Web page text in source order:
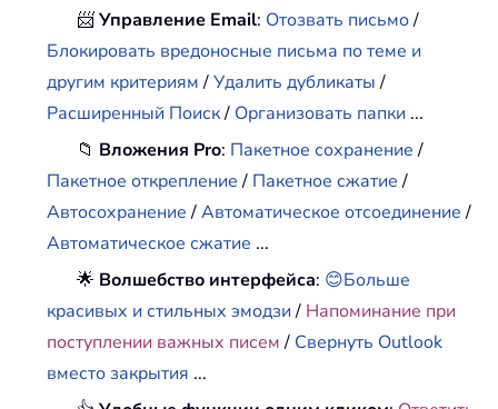
📨Управление Email: Отозвать письмо/
Блокировать вредоносные письма по теме и
другим критериям/Удалить дубликаты/
Расширенный Поиск/ Организовать папки ...
📁 Вложения Pro: Пакетное сохранение/
Пакетное открепление/ Пакетное сжатие/
Автосохранение/Автоматическое отсоединение/
Автоматическое сжатие ...
🌟 Волшебство интерфейса: 😊Больше
красивых и стильных эмодзи/ Напоминание при
поступлении важных писем/ Свернуть Outlook
вместо закрытия ...